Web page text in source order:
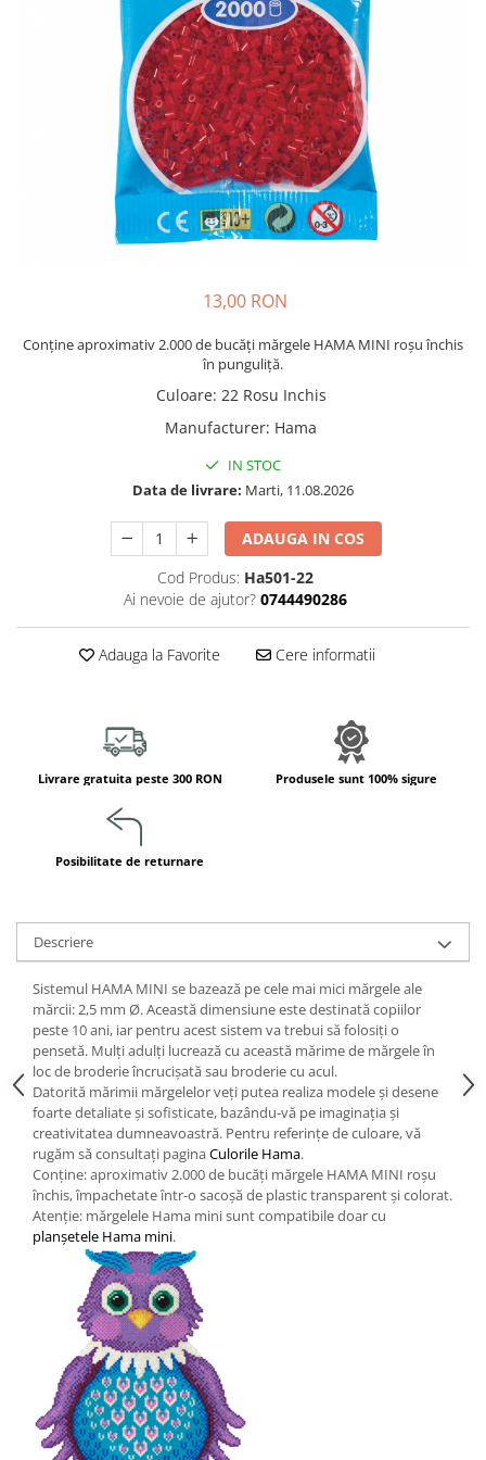
Biciclete si Triciclete
Biciclete VIKING
Biciclete Viking Challange
Biciclete Viking Explorer
Echipamente camere senzoriale
Jucarii de constructii
Dezvoltare cognitiva
Jocuri matematice
Dezvoltare psihomotrica
Jucarii de echilibru
Mingi terapeutice
Module din burete
Saltele
Trasee de motricitate
Wellness
Diverse jucarii educative
Apa si nisip
Dezvoltarea limbajului
Figurine
Mobilier gradinita
Montessori
Spații de joacă
Educatie inovativa
Anatomie
Comunicare
Dezvoltare timpurie
Experimente
Joc imaginativ
Jucării interactive
Lumina
13,00 RON
Conține aproximativ 2.000 de bucăți mărgele HAMA MINI roșu închis
în punguliță.
Culoare: 22 Rosu Inchis
Manufacturer: Hama
IN STOC
Data de livrare: Marti, 11.08.2026
ADAUGA IN COS
Cod Produs: Ha501-22
Ai nevoie de ajutor? 0744490286
Adauga la Favorite Cere informatii
Livrare gratuita peste 300 RON Produsele sunt 100% sigure
Posibilitate de returnare
Descriere
Sistemul HAMA MINI se bazează pe cele mai mici mărgele ale
mărcii: 2,5 mm Ø. Această dimensiune este destinată copiilor
peste 10 ani, iar pentru acest sistem va trebui să folosiți o
pensetă. Mulți adulți lucrează cu această mărime de mărgele în
loc de broderie încrucișată sau broderie cu acul.
Datorită mărimii mărgelelor veți putea realiza modele și desene
foarte detaliate și sofisticate, bazându-vă pe imaginația și
creativitatea dumneavoastră. Pentru referințe de culoare, vă
rugăm să consultați paginaCulorile Hama.
Conține: aproximativ 2.000 de bucăți mărgele HAMA MINI roșu
închis, împachetate într-o sacoșă de plastic transparent și colorat.
Atenție: mărgelele Hama mini sunt compatibile doar cu
planșetele Hama mini.